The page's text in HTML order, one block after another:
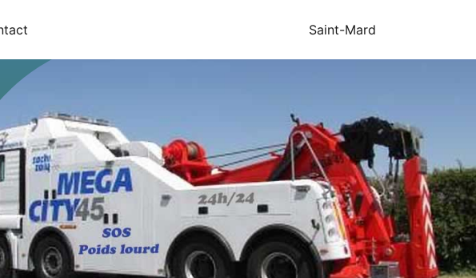
Saint-Mard